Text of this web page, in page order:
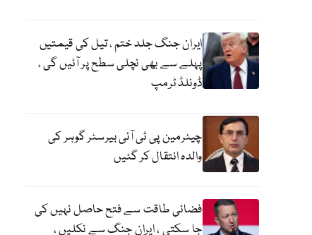
ایران جنگ جلد ختم ، تیل کی قیمتیں
پہلے سے بھی نچلی سطح پر آئیں گی ،
ڈونلڈ ٹرمپ
چیئرمین پی ٹی آئی بیرسٹر گوہر کی
والدہ انتقال کر گئیں
فضائی طاقت سے فتح حاصل نہیں کی
جا سکتی ، ایران جنگ سے نکلیں ،